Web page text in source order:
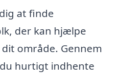
at finde
der kan hjælpe
område. Gennem
hurtigt indhente